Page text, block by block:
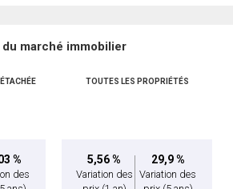
marché immobilier
%
des
TOUTES LES PROPRIÉTÉS
5,56 %
Variation des
29,9 %
Variation des